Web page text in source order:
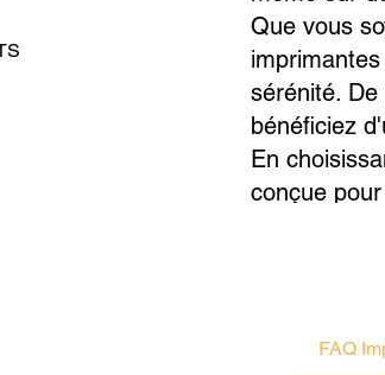
Que vous
sérénité.
bénéficiez
En
conçue
FAQ